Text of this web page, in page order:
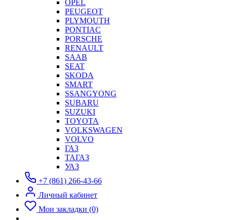
OPEL
PEUGEOT
PLYMOUTH
PONTIAC
PORSCHE
RENAULT
SAAB
SEAT
SKODA
SMART
SSANGYONG
SUBARU
SUZUKI
TOYOTA
VOLKSWAGEN
VOLVO
ГАЗ
ТАГАЗ
УАЗ
+7 (861) 266-43-66
Личный кабинет
Мои закладки (0)